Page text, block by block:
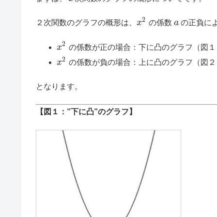
２次関数のグラフの概形は、 x2 の係数 a の正負に
x2 の係数が正の場合：下に凸のグラフ（図１
x2 の係数が負の場合：上に凸のグラフ（図２
となります。
【図１：”下に凸”のグラフ】